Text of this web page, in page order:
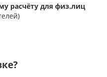
расчёту для физ.лиц